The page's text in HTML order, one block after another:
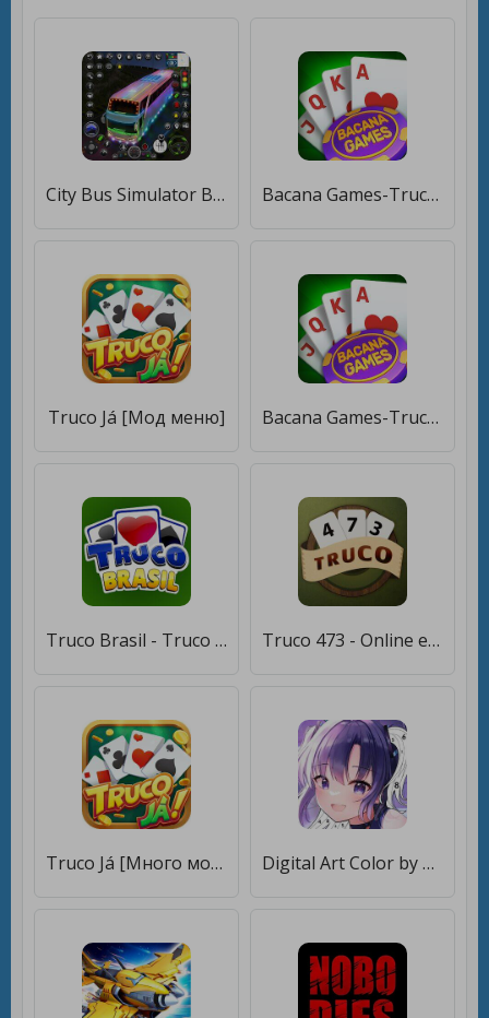
City Bus Simulator Bus Games [Мод меню] Bacana Games-Truco, Buraco e+ [Мод меню]
Truco Já [Мод меню] Bacana Games-Truco, Buraco e+ [Много денег]
Truco Brasil - Truco online [Много монет] Truco 473 - Online e offline [Мод меню]
Truco Já [Много монет] Digital Art Color by Number [Мод меню]